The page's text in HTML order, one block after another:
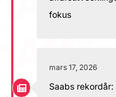
fokus
mars 17, 2026
Saabs